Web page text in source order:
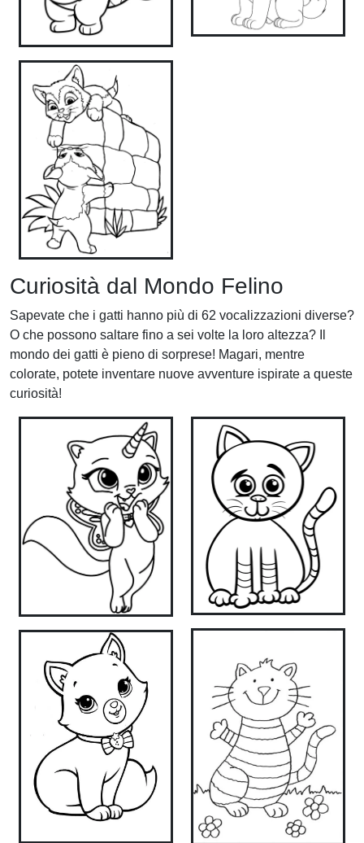
Curiosità dal Mondo Felino
Sapevate che i gatti hanno più di 62 vocalizzazioni diverse?
O che possono saltare fino a sei volte la loro altezza? Il
mondo dei gatti è pieno di sorprese! Magari, mentre
colorate, potete inventare nuove avventure ispirate a queste
curiosità!